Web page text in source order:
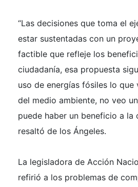
“Las decisiones que toma el
estar sustentadas con un
factible que refleje los
ciudadanía, esa propuesta
uso de energías fósiles lo que
del medio ambiente, no veo
puede haber un beneficio a la
resaltó de los Ángeles.
La legisladora de Acción
refirió a los problemas de